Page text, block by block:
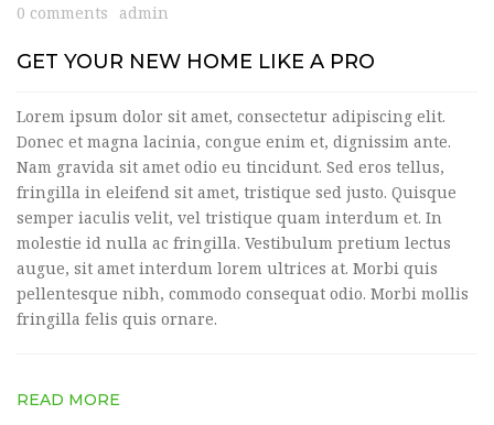
0 comments
admin
GET YOUR NEW HOME LIKE A PRO
Lorem ipsum dolor sit amet, consectetur adipiscing elit.
Donec et magna lacinia, congue enim et, dignissim ante.
Nam gravida sit amet odio eu tincidunt. Sed eros tellus,
fringilla in eleifend sit amet, tristique sed justo. Quisque
semper iaculis velit, vel tristique quam interdum et. In
molestie id nulla ac fringilla. Vestibulum pretium lectus
augue, sit amet interdum lorem ultrices at. Morbi quis
pellentesque nibh, commodo consequat odio. Morbi mollis
fringilla felis quis ornare.
READ MORE